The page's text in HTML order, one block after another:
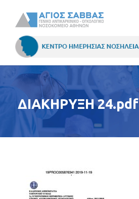
ΔΙΑΚΗΡΥΞΗ 24.pdf